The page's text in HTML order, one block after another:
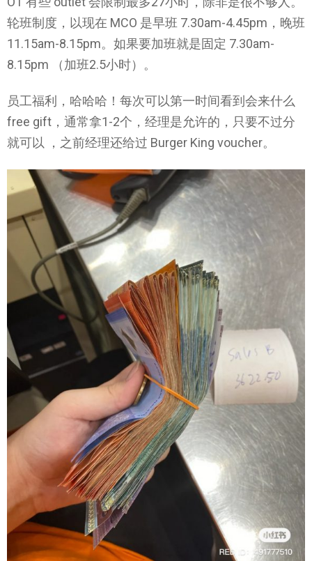
轮班制度，以现在 MCO 是早班 7.30am-4.45pm，晚班
11.15am-8.15pm。如果要加班就是固定 7.30am-
8.15pm （加班2.5小时）。
员工福利，哈哈哈！每次可以第一时间看到会来什么
free gift，通常拿1-2个，经理是允许的，只要不过分
就可以 ，之前经理还给过 Burger King voucher。